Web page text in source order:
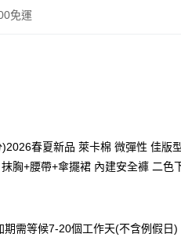
免運
春夏新品 萊卡棉 微彈性 佳版
胸+腰帶+傘擺裙 內建安全褲 二色
需等候7-20個工作天(不含例假日)